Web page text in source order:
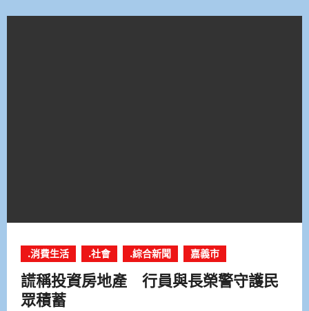
.消費生活 .社會 .綜合新聞 嘉義市
謊稱投資房地產 行員與長榮警守護民
眾積蓄